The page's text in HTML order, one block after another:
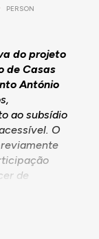
PERSON
do projeto
de Casas
António
ao subsídio
O
de
total